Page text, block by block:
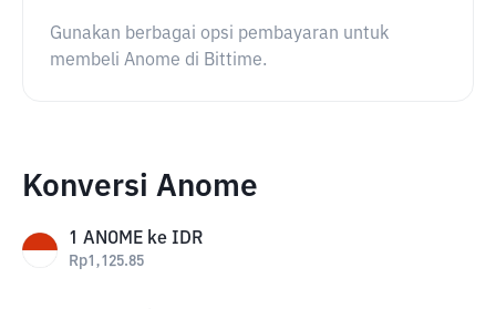
Gunakan berbagai opsi pembayaran untuk
membeli Anome di Bittime.
Konversi Anome
1 ANOME ke IDR
Rp1,125.85